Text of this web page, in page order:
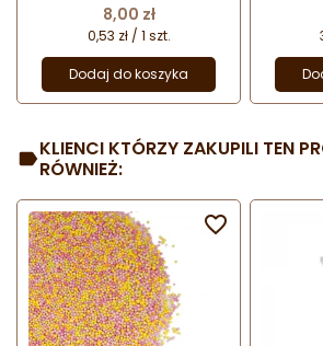
do babeczek
Cena
8,00 zł
0,53 zł / 1 szt.
Dodaj do koszyka
KLIENCI KTÓRZY ZAKUPILI TEN
RÓWNIEŻ:
